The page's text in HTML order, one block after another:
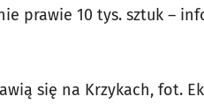
prawie 10 tys. sztuk –
się na Krzykach, fot.